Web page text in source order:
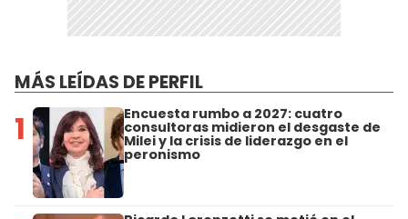
MÁS LEÍDAS DE PERFIL
1 Encuesta rumbo a 2027: cuatro
consultoras midieron el desgaste de
Milei y la crisis de liderazgo en el
peronismo